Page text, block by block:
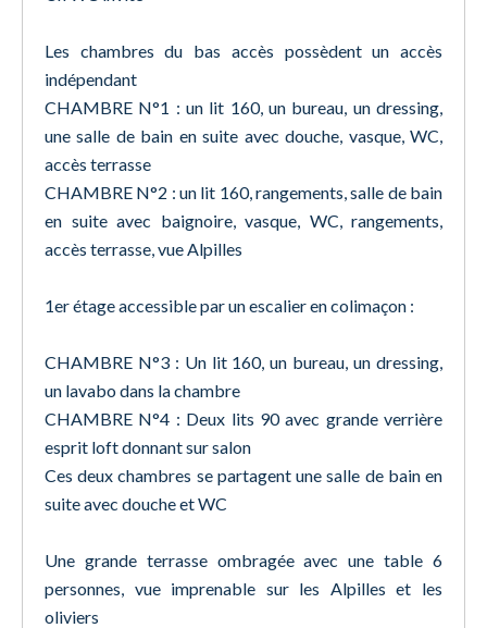
Les chambres du bas accès possèdent un accès
indépendant
CHAMBRE N°1 : un lit 160, un bureau, un dressing,
une salle de bain en suite avec douche, vasque, WC,
accès terrasse
CHAMBRE N°2 : un lit 160, rangements, salle de bain
en suite avec baignoire, vasque, WC, rangements,
accès terrasse, vue Alpilles
1er étage accessible par un escalier en colimaçon :
CHAMBRE N°3 : Un lit 160, un bureau, un dressing,
un lavabo dans la chambre
CHAMBRE N°4 : Deux lits 90 avec grande verrière
esprit loft donnant sur salon
Ces deux chambres se partagent une salle de bain en
suite avec douche et WC
Une grande terrasse ombragée avec une table 6
personnes, vue imprenable sur les Alpilles et les
oliviers